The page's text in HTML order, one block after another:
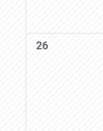
0
events,
26